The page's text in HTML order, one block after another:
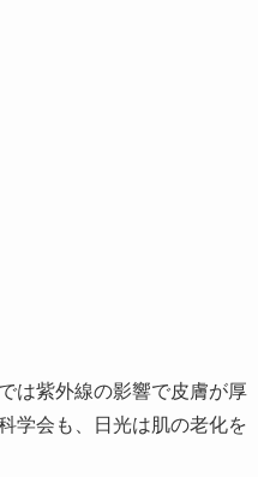
は紫外線の影響で皮膚が厚
学会も、日光は肌の老化を